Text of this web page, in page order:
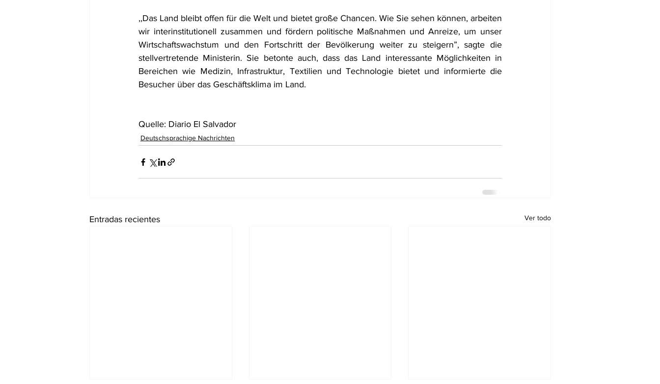
,,Das Land bleibt offen für die Welt und bietet große Chancen. Wie Sie sehen können, arbeiten
wir interinstitutionell zusammen und fördern politische Maßnahmen und Anreize, um unser
Wirtschaftswachstum und den Fortschritt der Bevölkerung weiter zu steigern”, sagte die
stellvertretende Ministerin. Sie betonte auch, dass das Land interessante Möglichkeiten in
Bereichen wie Medizin, Infrastruktur, Textilien und Technologie bietet und informierte die
Besucher über das Geschäftsklima im Land.
Quelle: Diario El Salvador
Deutschsprachige Nachrichten
Entradas recientes Ver todo